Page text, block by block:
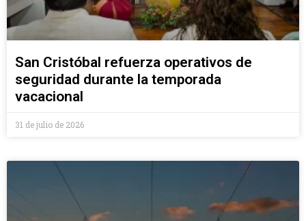
San Cristóbal refuerza operativos de
seguridad durante la temporada
vacacional
31 de julio de 2026